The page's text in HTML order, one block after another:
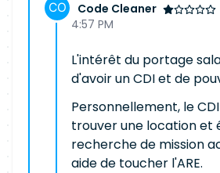
Code Cleaner
4:57 PM
L'intérêt du portage
d'avoir un CDI et de
Personnellement, le
trouver une location et
recherche de mission
aide de toucher l'ARE.